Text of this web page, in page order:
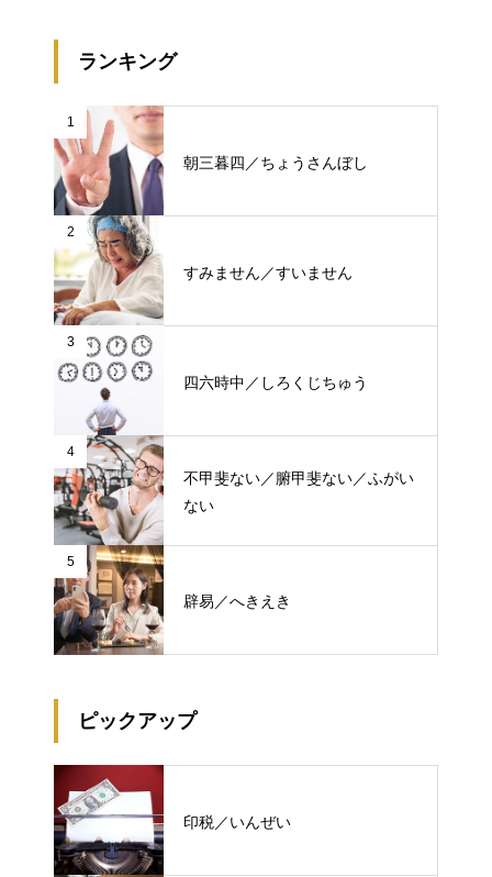
ランキング
1
朝三暮四／ちょうさんぼし
2
すみません／すいません
3
四六時中／しろくじちゅう
4
不甲斐ない／腑甲斐ない／ふがい
ない
5
辟易／へきえき
ピックアップ
印税／いんぜい